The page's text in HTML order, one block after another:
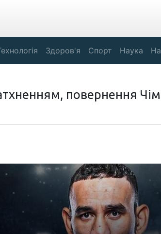
Здоров'я Спорт Наука
повернення